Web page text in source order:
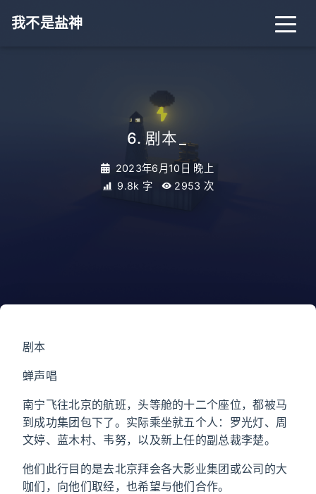
我不是盐神
6. 剧本
2023年6月10日 晚上
9.8k 字
2953 次
剧本
蝉声唱
南宁飞往北京的航班，头等舱的十二个座位，都被马
到成功集团包下了。实际乘坐就五个人：罗光灯、周
文婷、蓝木村、韦努，以及新上任的副总裁李楚。
他们此行目的是去北京拜会各大影业集团或公司的大
咖们，向他们取经，也希望与他们合作。